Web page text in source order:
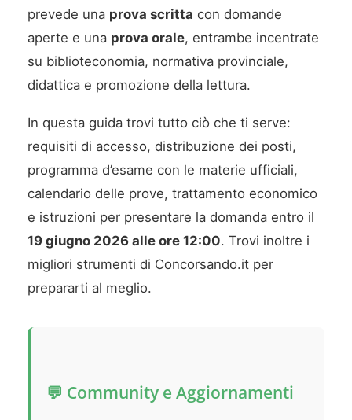
prevede una prova scritta con domande
aperte e una prova orale, entrambe incentrate
su biblioteconomia, normativa provinciale,
didattica e promozione della lettura.
In questa guida trovi tutto ciò che ti serve:
requisiti di accesso, distribuzione dei posti,
programma d’esame con le materie ufficiali,
calendario delle prove, trattamento economico
e istruzioni per presentare la domanda entro il
19 giugno 2026 alle ore 12:00. Trovi inoltre i
migliori strumenti di Concorsando.it per
prepararti al meglio.
💬 Community e Aggiornamenti